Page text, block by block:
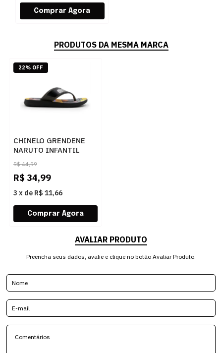
PRODUTOS DA MESMA MARCA
CHINELO GRENDENE
NARUTO INFANTIL
20566 - 245883
R$ 44,99
R$ 34,99
3 x de R$ 11,66
22% OFF
AVALIAR PRODUTO
Preencha seus dados, avalie e clique no botão Avaliar Produto.